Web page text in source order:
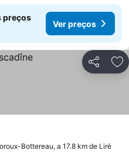
preços
Ver preços
Partilhar
Bottereau, a 17.8 km de Liré